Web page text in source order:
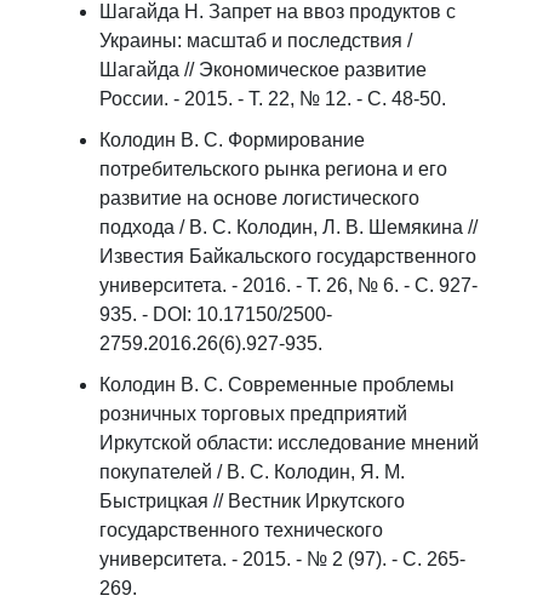
Шагайда Н. Запрет на ввоз продуктов с
Украины: масштаб и последствия /
Шагайда // Экономическое развитие
России. - 2015. - Т. 22, № 12. - C. 48-50.
Колодин В. С. Формирование
потребительского рынка региона и его
развитие на основе логистического
подхода / В. С. Колодин, Л. В. Шемякина //
Известия Байкальского государственного
университета. - 2016. - Т. 26, № 6. - С. 927-
935. - DOI: 10.17150/2500-
2759.2016.26(6).927-935.
Колодин В. С. Современные проблемы
розничных торговых предприятий
Иркутской области: исследование мнений
покупателей / В. С. Колодин, Я. М.
Быстрицкая // Вестник Иркутского
государственного технического
университета. - 2015. - № 2 (97). - С. 265-
269.